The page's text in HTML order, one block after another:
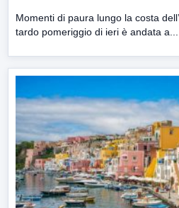
Momenti di paura lungo la costa
tardo pomeriggio di ieri è andata a...